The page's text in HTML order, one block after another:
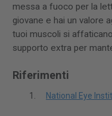
messa a fuoco per la
giovane e hai un valore
tuoi muscoli si
supporto extra per
Riferimenti
National Eye